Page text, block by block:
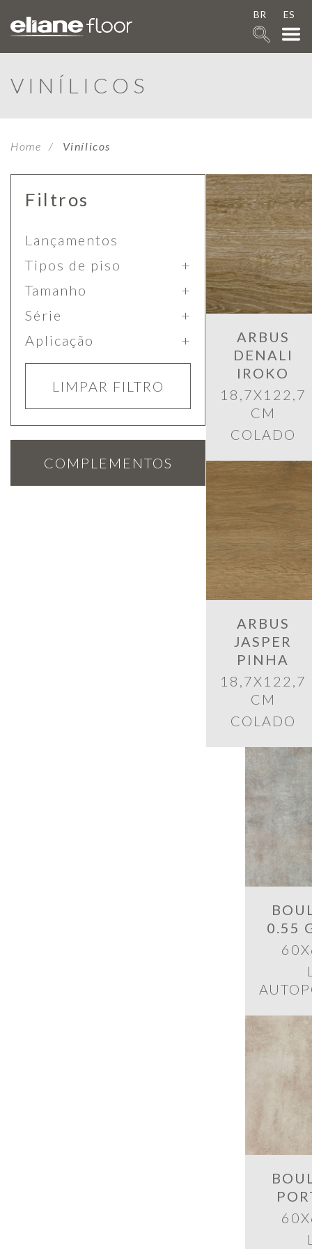
BR ES
VINÍLICOS
Home Vinílicos
Filtros
Lançamentos
Tipos de piso
Tamanho
Série
Aplicação
LIMPAR FILTRO
COMPLEMENTOS
ARBUS
DENALI
IROKO
18,7X122,7
CM
COLADO
ARBUS
JASPER
PINHA
18,7X122,7
CM
COLADO
0.55